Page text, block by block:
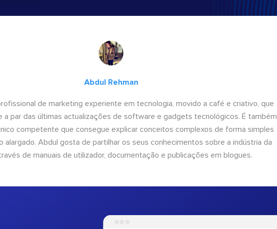
Abdul Rehman
de marketing experiente em tecnologia, movido a café e criativo, que
a par das últimas actualizações de software e gadgets tecnológicos. É também
competente que consegue explicar conceitos complexos de forma simples
alargado. Abdul gosta de partilhar os seus conhecimentos sobre a indústria da
de manuais de utilizador, documentação e publicações em blogues.